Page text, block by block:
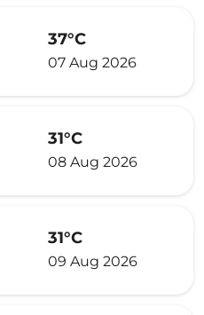
37°C
07 Aug 2026
31°C
08 Aug 2026
31°C
09 Aug 2026